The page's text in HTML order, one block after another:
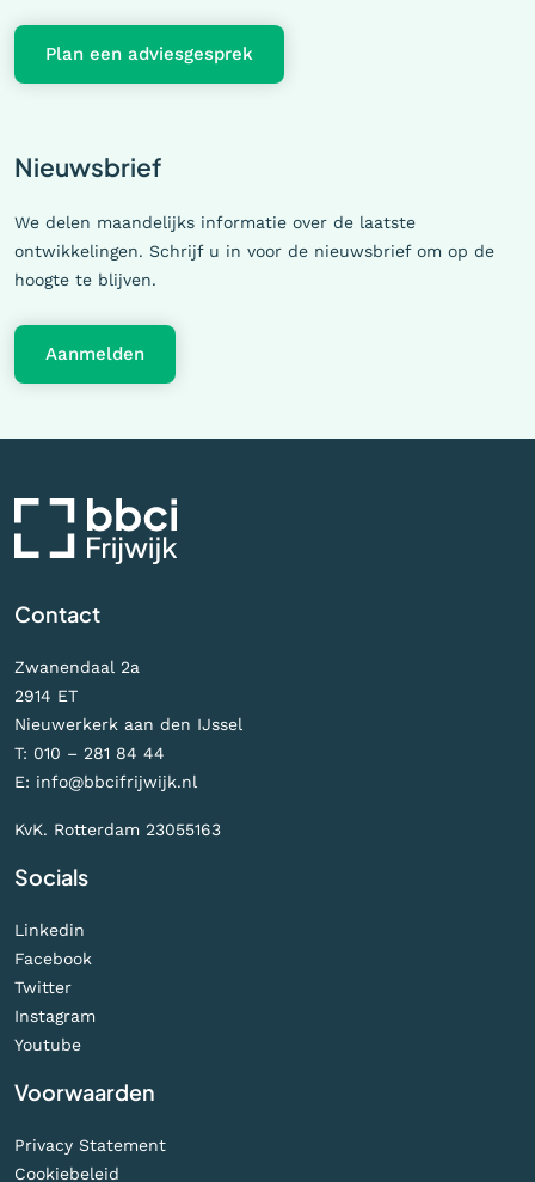
Plan een adviesgesprek
Nieuwsbrief
We delen maandelijks informatie over de laatste
ontwikkelingen. Schrijf u in voor de nieuwsbrief om op de
hoogte te blijven.
Aanmelden
Contact
Zwanendaal 2a
2914 ET
Nieuwerkerk aan den IJssel
T: 010 – 281 84 44
E: info@bbcifrijwijk.nl
KvK. Rotterdam 23055163
Socials
Linkedin
Facebook
Twitter
Instagram
Youtube
Voorwaarden
Privacy Statement
Cookiebeleid